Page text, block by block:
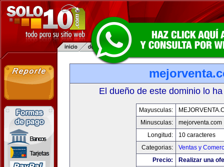
El dueño de este dominio lo
Mayusculas:
Minusculas:
mejorventa.com
Longitud:
10 caracteres
Categorias:
Ventas y
Precio:
Realizar una